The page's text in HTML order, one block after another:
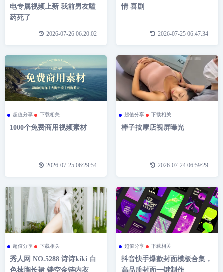
电专属视频上新 我前男友嗑
药死了
2026-07-26 06:20:02
情 喜剧
2026-07-25 06:47:34
超值分享 下载相关
1000个免费商用视频素材
2026-07-25 06:29:54
超值分享 下载相关
棒子按摩店视屏曝光
2026-07-24 06:59:29
超值分享 下载相关
秀人网 NO.5288 诗诗kiki 白
色抹胸长裙 镂空金链内衣
超值分享 下载相关
抖音快手爆款封面模板合集，
高品质封面一键制作